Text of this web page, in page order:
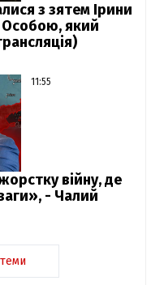
з зятем Ірини
який
11:55
війну, де
- Чалий
теми